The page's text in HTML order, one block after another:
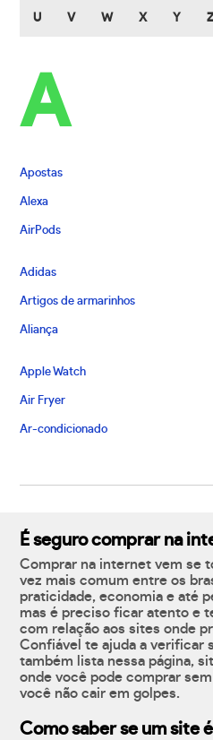
U V W X Y Z
A
Apostas
Alexa
AirPods
Adidas
Artigos de armarinhos
Aliança
Apple Watch
Air Fryer
Ar-condicionado
É seguro comprar na
Comprar na internet vem se
vez mais comum entre os
praticidade, economia e até
mas é preciso ficar atento e
com relação aos sites onde
Confiável te ajuda a verificar
também lista nessa página,
onde você pode comprar
você não cair em golpes.
Como saber se um site